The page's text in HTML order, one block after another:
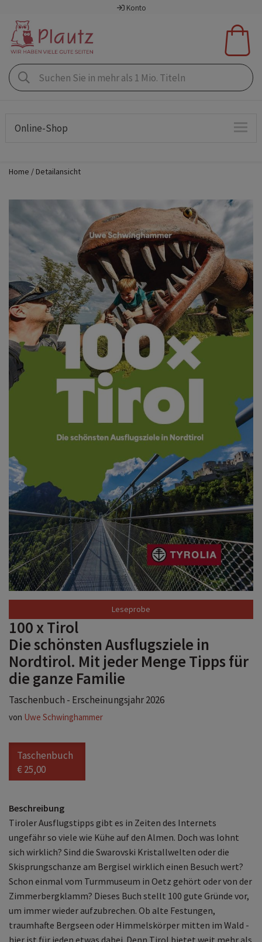
Konto
Online-Shop
Home Detailansicht
Leseprobe
100 x Tirol
Die schönsten Ausflugsziele in
Nordtirol. Mit jeder Menge Tipps für
die ganze Familie
Taschenbuch - Erscheinungsjahr 2026
von Uwe Schwinghammer
Taschenbuch
€ 25,00
Beschreibung
Tiroler Ausflugstipps gibt es in Zeiten des Internets
ungefähr so viele wie Kühe auf den Almen. Doch was lohnt
sich wirklich? Sind die Swarovski Kristallwelten oder die
Skisprungschanze am Bergisel wirklich einen Besuch wert?
Schon einmal vom Turmmuseum in Oetz gehört oder von der
Zimmerbergklamm? Dieses Buch stellt 100 gute Gründe vor,
um immer wieder aufzubrechen. Ob alte Festungen,
traumhafte Bergseen oder Himmelskörper mitten im Wald -
hier ist für jeden etwas dabei. Denn Tirol bietet weit mehr als